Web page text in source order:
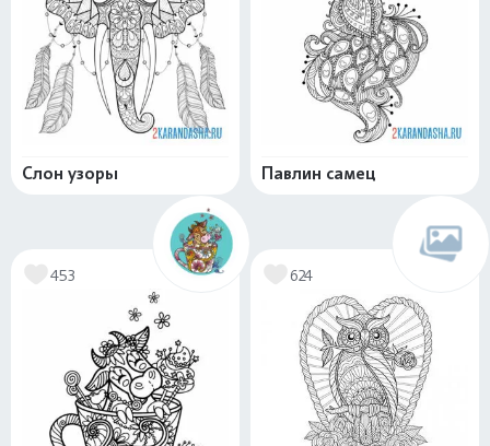
Слон узоры Павлин самец
453 624